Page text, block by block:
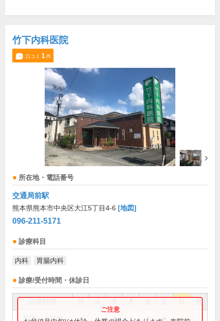
竹下内科医院
口コミ 1件
所在地・電話番号
交通局前駅
熊本県熊本市中央区大江5丁目4-6 [地図]
096-211-5171
診療科目
内科 胃腸内科
診療/受付時間・休診日
祝
9:00～13:00 ● ● ● ● ●